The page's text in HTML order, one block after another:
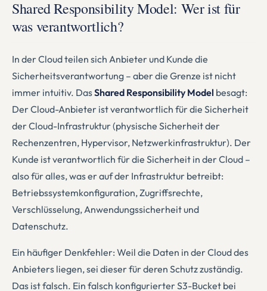
Shared Responsibility Model: Wer ist für
was verantwortlich?
In der Cloud teilen sich Anbieter und Kunde die
Sicherheitsverantwortung – aber die Grenze ist nicht
immer intuitiv. DasShared Responsibility Model besagt:
Der Cloud-Anbieter ist verantwortlich für die Sicherheit
der Cloud-Infrastruktur (physische Sicherheit der
Rechenzentren, Hypervisor, Netzwerkinfrastruktur). Der
Kunde ist verantwortlich für die Sicherheit in der Cloud –
also für alles, was er auf der Infrastruktur betreibt:
Betriebssystemkonfiguration, Zugriffsrechte,
Verschlüsselung, Anwendungssicherheit und
Datenschutz.
Ein häufiger Denkfehler: Weil die Daten in der Cloud des
Anbieters liegen, sei dieser für deren Schutz zuständig.
Das ist falsch. Ein falsch konfigurierter S3-Bucket bei